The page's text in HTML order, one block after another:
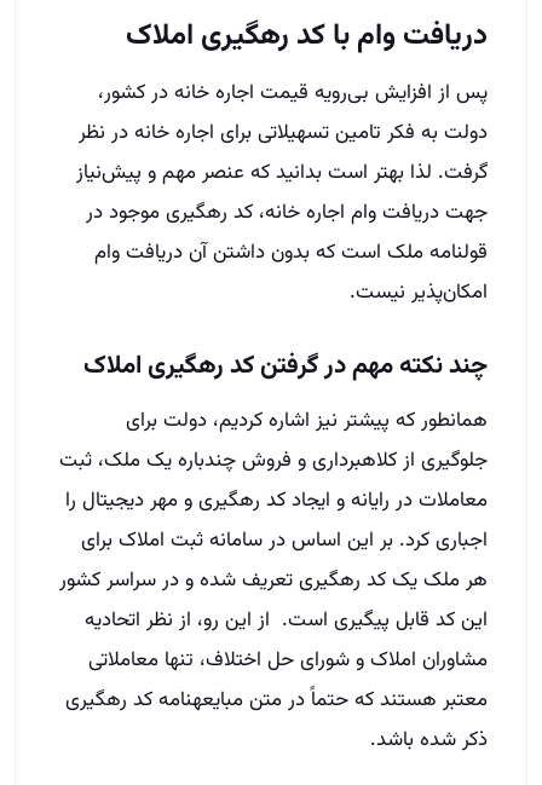
دریافت وام با کد رهگیری املاک
پس از افزایش بی‌رویه قیمت اجاره خانه در کشور،
دولت به فکر تامین تسهیلاتی برای اجاره خانه در نظر
گرفت. لذا بهتر است بدانید که عنصر مهم و پیش‌نیاز
جهت دریافت وام اجاره خانه، کد رهگیری موجود در
قولنامه ملک است که بدون داشتن آن دریافت وام
امکان‌پذیر نیست.
چند نکته مهم در گرفتن کد رهگیری املاک
همانطور که پیش­تر نیز اشاره کردیم، دولت برای
جلوگیری از کلاهبرداری و فروش چندباره یک ملک، ثبت
معاملات در رایانه و ایجاد کد رهگیری و مهر دیجیتال را
اجباری کرد. بر این اساس در سامانه ثبت املاک برای
هر ملک یک کد رهگیری تعریف شده و در سراسر کشور
این کد قابل پیگیری است. از این رو، از نظر اتحادیه
مشاوران املاک و شورای حل اختلاف، تنها معاملاتی
معتبر هستند که حتماً در متن مبایعه­نامه کد رهگیری
ذکر شده باشد.